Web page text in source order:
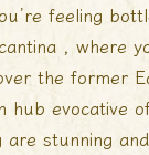
feeling
, where
the former
evocative
stunning